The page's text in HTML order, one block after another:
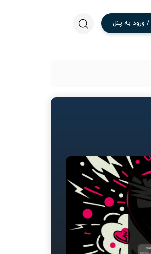
/ ورود به پنل